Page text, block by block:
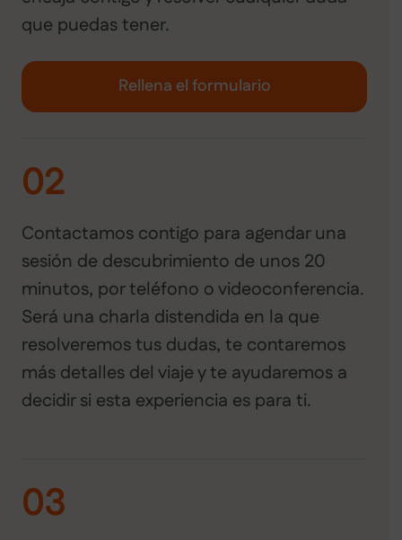
que puedas tener.
Rellena el formulario
02
Contactamos contigo para agendar una
sesión de descubrimiento de unos 20
minutos, por teléfono o videoconferencia.
Será una charla distendida en la que
resolveremos tus dudas, te contaremos
más detalles del viaje y te ayudaremos a
decidir si esta experiencia es para ti.
03